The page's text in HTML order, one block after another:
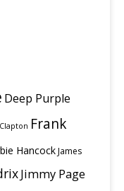
Deep Purple
Frank
HancockJames
Jimmy Page